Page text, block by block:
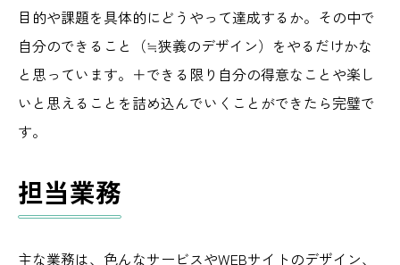
目的や課題を具体的にどうやって達成するか。その中で
自分のできること（≒狭義のデザイン）をやるだけかな
と思っています。＋できる限り自分の得意なことや楽し
いと思えることを詰め込んでいくことができたら完璧で
す。
担当業務
主な業務は、色んなサービスやWEBサイトのデザイン、